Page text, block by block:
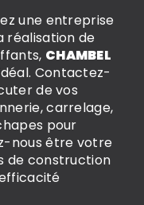
une entreprise
réalisation de
CHAMBEL
Contactez-
de vos
carrelage,
pour
nous être votre
de construction